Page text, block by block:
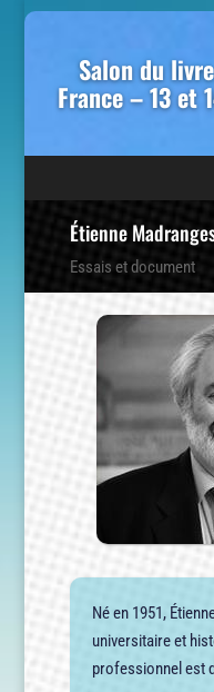
Salon du
France – 13 et
Étienne
Essais et document
Né en 1951,
universitaire et
professionnel est